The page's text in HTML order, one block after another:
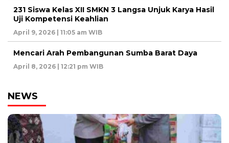
231 Siswa Kelas XII SMKN 3 Langsa Unjuk Karya Hasil
Uji Kompetensi Keahlian
April 9, 2026 | 11:05 am WIB
Mencari Arah Pembangunan Sumba Barat Daya
April 8, 2026 | 12:21 pm WIB
NEWS